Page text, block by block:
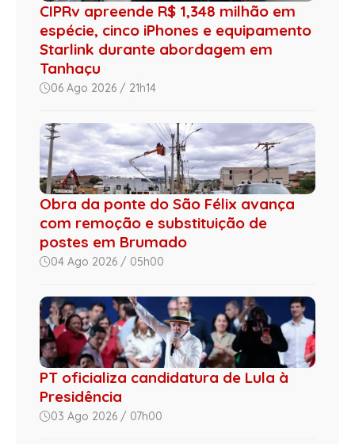
CIPRv apreende R$ 1,348 milhão em
espécie, cinco iPhones e equipamento
Starlink durante abordagem em
Tanhaçu
06 Ago 2026 / 21h14
Obra da ponte do São Félix avança
com remoção e substituição de
postes em Brumado
04 Ago 2026 / 05h00
PT oficializa candidatura de Lula à
Presidência
03 Ago 2026 / 07h00